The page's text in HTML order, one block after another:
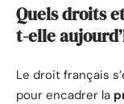
Quels droits
t-elle
Le droit français
pour encadrer la